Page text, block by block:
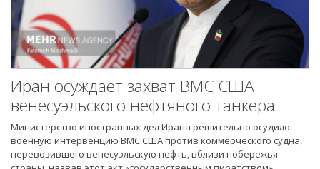
Иран осуждает захват ВМС США
венесуэльского нефтяного танкера
Министерство иностранных дел Ирана решительно осудило
военную интервенцию ВМС США против коммерческого судна,
перевозившего венесуэльскую нефть, вблизи побережья